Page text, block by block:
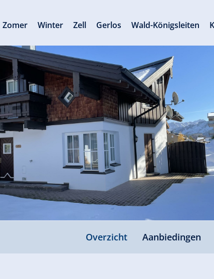
Overzicht Aanbiedingen
Zomer Winter Zell Gerlos Wald-Königsleiten